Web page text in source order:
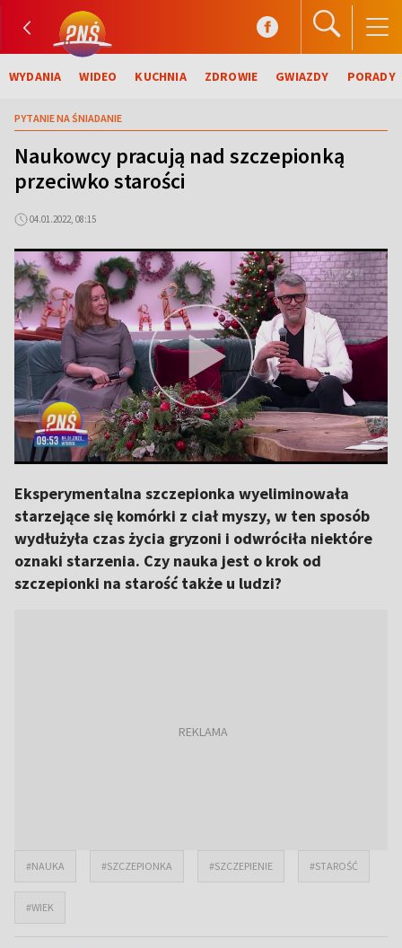
WYDANIA WIDEO KUCHNIA ZDROWIE GWIAZDY PORADY
PYTANIE NA ŚNIADANIE
Naukowcy pracują nad szczepionką
przeciwko starości
04.01.2022, 08:15
Eksperymentalna szczepionka wyeliminowała
starzejące się komórki z ciał myszy, w ten sposób
wydłużyła czas życia gryzoni i odwróciła niektóre
oznaki starzenia. Czy nauka jest o krok od
szczepionki na starość także u ludzi?
#NAUKA #SZCZEPIONKA #SZCZEPIENIE #STAROŚĆ
#WIEK